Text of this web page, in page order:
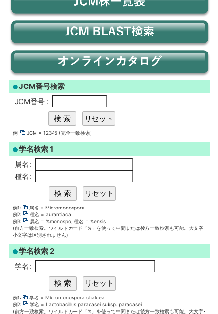
JCM番号検索
JCM番号 :
例: JCM = 12345 (完全一致検索)
学名検索 1
属名 :
種名 :
例1:
属名 = Micromonospora
例2:
種名 = aurantiaca
例3:
属名 = %monospo, 種名 = %ensis
(前方一致検索。ワイルドカード「%」を使って中間または後方一致検索も可能。大文字･
小文字は区別されません)
学名検索 2
学名 :
例1:
学名 = Micromonospora chalcea
例2:
学名 = Lactobacillus paracasei subsp. paracasei
(前方一致検索。ワイルドカード「%」を使って中間または後方一致検索も可能。大文字･